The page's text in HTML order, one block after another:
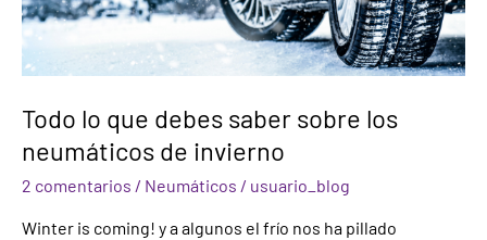
Todo lo que debes saber sobre los
neumáticos de invierno
2 comentarios / Neumáticos / usuario_blog
Winter is coming! y a algunos el frío nos ha pillado